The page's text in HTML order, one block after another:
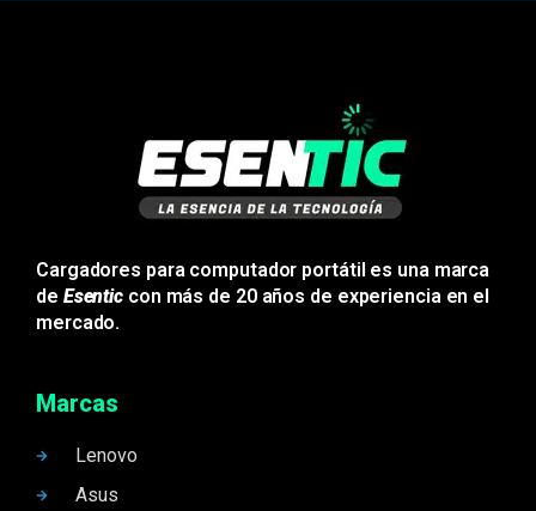
Cargadores para computador portátil es una marca
de Esentic con más de 20 años de experiencia en el
mercado.
Marcas
Lenovo
Asus